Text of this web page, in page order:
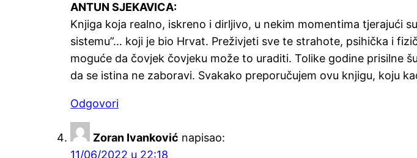
ANTUN SJEKAVICA:
Knjiga koja realno, iskreno i dirljivo, u nekim momentima tjerajući
sistemu”… koji je bio Hrvat. Preživjeti sve te strahote, psihička i
moguće da čovjek čovjeku može to uraditi. Tolike godine prisilne
da se istina ne zaboravi. Svakako preporučujem ovu knjigu, koju
Odgovori
Zoran Ivanković napisao:
11/06/2022 u 22:18